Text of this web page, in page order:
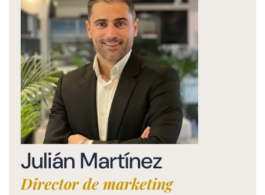
Julián Martínez
Director de marketing